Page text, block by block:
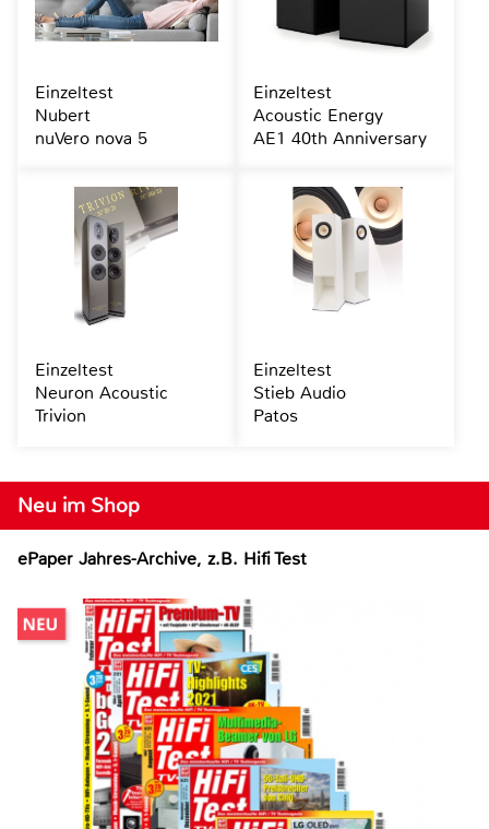
Neu im Shop
ePaper Jahres-Archive, z.B. Hifi Test
Einzeltest
Nubert
nuVero nova 5
Einzeltest
Acoustic Energy
AE1 40th Anniversary
Einzeltest
Neuron Acoustic
Trivion
Einzeltest
Stieb Audio
Patos